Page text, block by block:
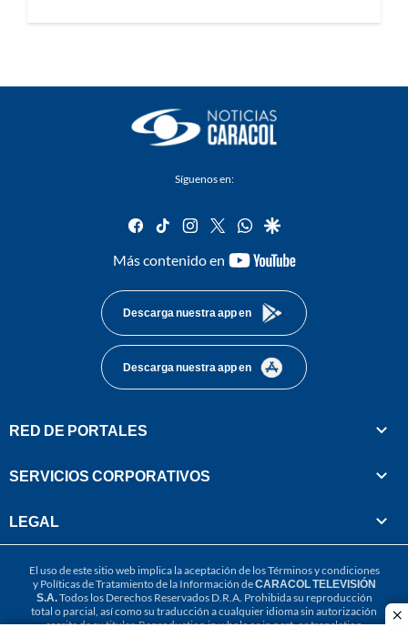
Síguenos en:
facebook
tiktok instagram
twitterwhatsapp
google
Más contenido en
youtube-
Descarga nuestra app en
Descarga nuestra app en
RED DE PORTALES
SERVICIOS CORPORATIVOS
LEGAL
El uso de este sitio web implica la aceptación de losTérminos y condiciones
y Políticas de Tratamiento de la Información deCARACOL TELEVISIÓN
S.A.Todos los Derechos Reservados D.R.A. Prohibida su reproducción
total o parcial, así como su traducción a cualquier idioma sin autorización
escrita de su titular. Reproduction in whole or in part, or translation